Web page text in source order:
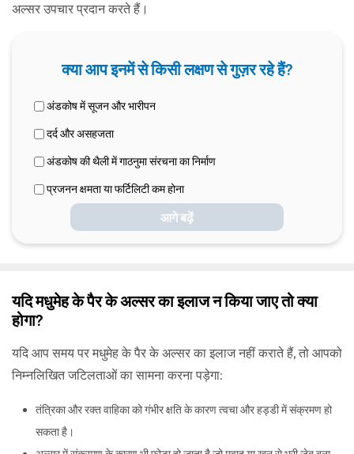
अल्सर उपचार प्रदान करते हैं।
क्या आप इनमें से किसी लक्षण से गुज़र रहे हैं?
अंडकोष में सूजन और भारीपन
दर्द और असहजता
अंडकोष की थैली में गाठनुमा संरचना का निर्माण
प्रजनन क्षमता या फर्टिलिटी कम होना
आगे बढ़ें
यदि मधुमेह के पैर के अल्सर का इलाज न किया जाए तो क्या
होगा?
यदि आप समय पर मधुमेह के पैर के अल्सर का इलाज नहीं कराते हैं, तो आपको
निम्नलिखित जटिलताओं का सामना करना पड़ेगा:
तंत्रिका और रक्त वाहिका को गंभीर क्षति के कारण त्वचा और हड्डी में संक्रमण हो
सकता है।